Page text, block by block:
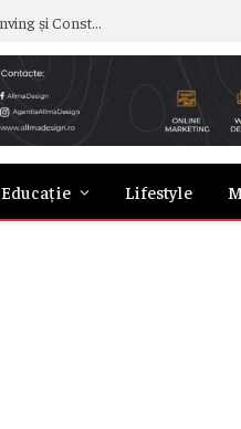
Curs de Copywriting – Drumul către Mesaje Care Vând, Conving și Construiesc Branduri Puternice
Educație Lifestyle